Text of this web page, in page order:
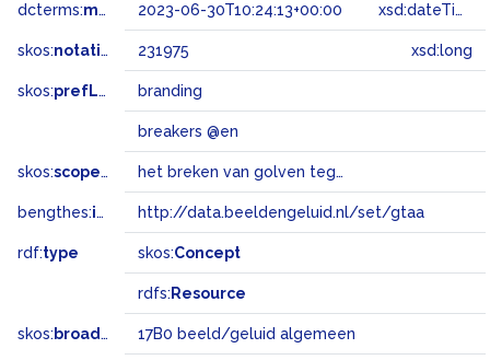
dcterms:modified 2023-06-30T10:24:13+00:00 xsd:dateTime
skos:notation 231975 xsd:long
skos:prefLabel branding
breakers @en
skos:scopeNote het breken van golven tegen het strand
bengthes:inSet http://data.beeldengeluid.nl/set/gtaa
rdf:type skos:Concept
rdfs: Resource
skos: broadMatch 17B0 beeld/geluid algemeen